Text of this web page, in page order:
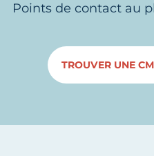
Points de contact au
TROUVER UNE